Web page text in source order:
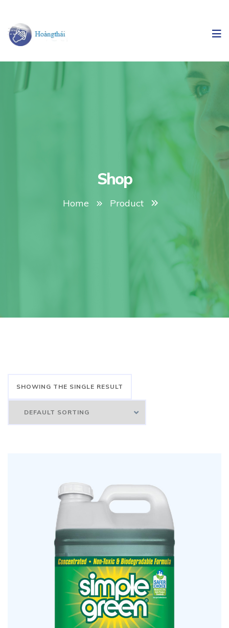
Shop
Home Product
SHOWING THE SINGLE RESULT